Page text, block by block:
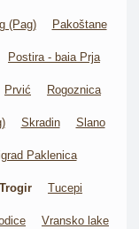
(Pag) Pakoštane
Postira - baia Prja
Prvić Rogoznica
Skradin Slano
Paklenica
Trogir Tucepi
Vransko lake